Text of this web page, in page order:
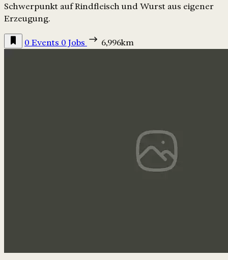
Schwerpunkt auf Rindfleisch und Wurst aus eigener
Erzeugung.
0 Events 0 Jobs 6,996km